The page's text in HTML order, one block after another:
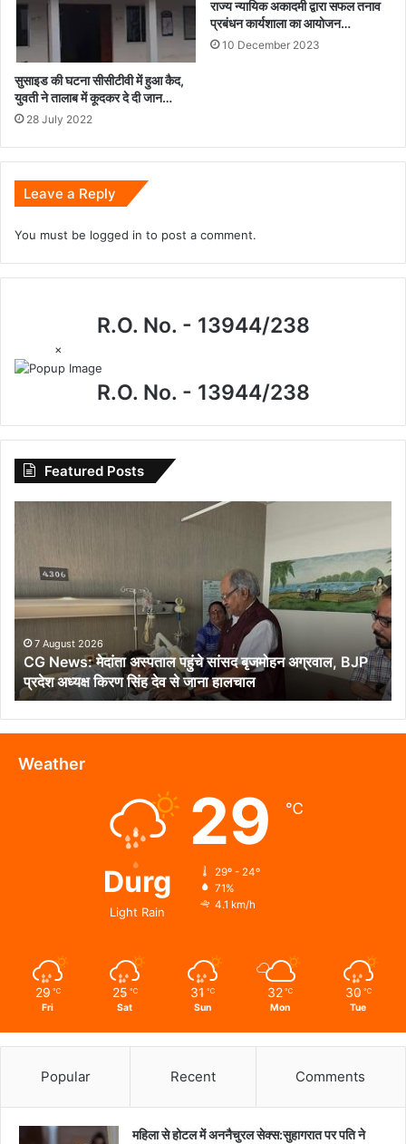
सुसाइड की घटना सीसीटीवी में हुआ कैद,
युवती ने तालाब में कूदकर दे दी जान…
28 July 2022
राज्य न्यायिक अकादमी द्वारा सफल तनाव
प्रबंधन कार्यशाला का आयोजन…
10 December 2023
Leave a Reply
You must be logged in to post a comment.
R.O. No. - 13944/238
×
R.O. No. - 13944/238
Featured Posts
अस्पताल
पहुंचे
सांसद
बृजमोहन
अग्रवाल,
BJP
प्रदेश
अध्यक्ष
किरण
सिंह
देव
7 August 2026
CG News: मेदांता अस्पताल पहुंचे सांसद बृजमोहन अग्रवाल, BJP
प्रदेश अध्यक्ष किरण सिंह देव से जाना हालचाल
Weather
Durg
Light Rain
29 ℃
29º - 24º
71%
4.1 km/h
29 ℃
Fri
25 ℃
Sat
31 ℃
Sun
32 ℃
Mon
30 ℃
Tue
Popular Recent Comments
महिला से होटल में अननैचुरल सेक्स:सुहागरात पर पति ने